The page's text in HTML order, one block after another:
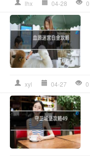
lhx 04-28 0
xyl 04-27 0